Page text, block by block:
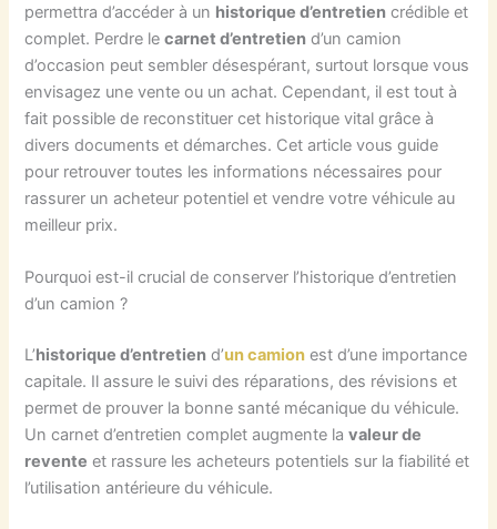
permettra d’accéder à un historique d’entretien crédible et
complet. Perdre lecarnet d’entretien d’un camion
d’occasion peut sembler désespérant, surtout lorsque vous
envisagez une vente ou un achat. Cependant, il est tout à
fait possible de reconstituer cet historique vital grâce à
divers documents et démarches. Cet article vous guide
pour retrouver toutes les informations nécessaires pour
rassurer un acheteur potentiel et vendre votre véhicule au
meilleur prix.
Pourquoi est-il crucial de conserver l’historique d’entretien
d’un camion ?
L’historique d’entretien d’un camion est d’une importance
capitale. Il assure le suivi des réparations, des révisions et
permet de prouver la bonne santé mécanique du véhicule.
Un carnet d’entretien complet augmente lavaleur de
revente et rassure les acheteurs potentiels sur la fiabilité et
l’utilisation antérieure du véhicule.